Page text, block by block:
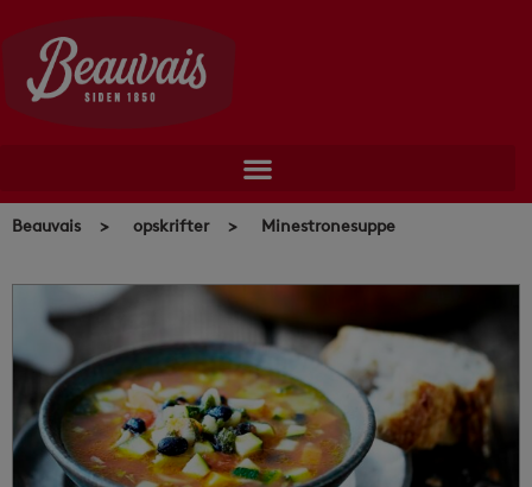
content
Beauvais > opskrifter> Minestronesuppe